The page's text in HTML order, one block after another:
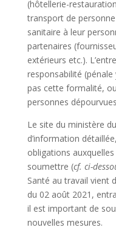
(hôtellerie-
transport de
sanitaire à leur
partenaires
extérieurs etc.).
responsabilité
pas cette formalité,
personnes
Le site du ministère
d’information
obligations
soumettre (cf. ci-
Santé au travail vient
du 02 août 2021,
il est important de
nouvelles mesures.